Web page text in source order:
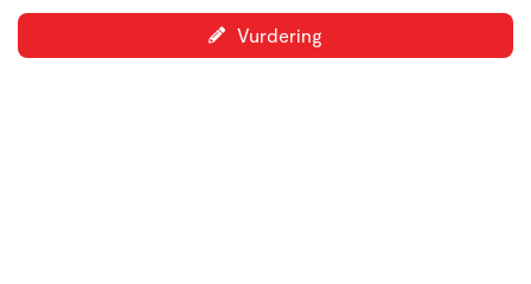
Vurdering